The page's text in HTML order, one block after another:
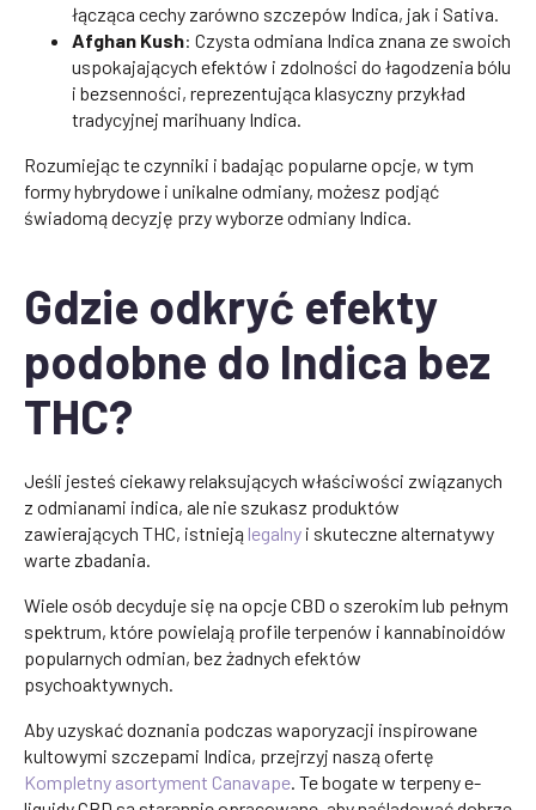
łącząca cechy zarówno szczepów Indica, jak i Sativa.
Afghan Kush: Czysta odmiana Indica znana ze swoich
uspokajających efektów i zdolności do łagodzenia bólu
i bezsenności, reprezentująca klasyczny przykład
tradycyjnej marihuany Indica.
Rozumiejąc te czynniki i badając popularne opcje, w tym
formy hybrydowe i unikalne odmiany, możesz podjąć
świadomą decyzję przy wyborze odmiany Indica.
Gdzie odkryć efekty
podobne do Indica bez
THC?
Jeśli jesteś ciekawy relaksujących właściwości związanych
z odmianami indica, ale nie szukasz produktów
zawierających THC, istnieją legalny i skuteczne alternatywy
warte zbadania.
Wiele osób decyduje się na opcje CBD o szerokim lub pełnym
spektrum, które powielają profile terpenów i kannabinoidów
popularnych odmian, bez żadnych efektów
psychoaktywnych.
Aby uzyskać doznania podczas waporyzacji inspirowane
kultowymi szczepami Indica, przejrzyj naszą ofertę
Kompletny asortyment Canavape. Te bogate w terpeny e-